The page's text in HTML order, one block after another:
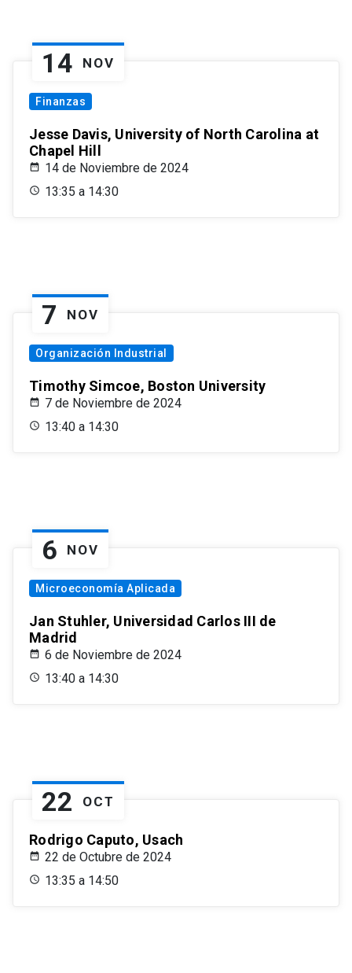
14 NOV
Finanzas
Jesse Davis, University of North Carolina at
Chapel Hill
14 de Noviembre de 2024
13:35 a 14:30
7 NOV
Organización Industrial
Timothy Simcoe, Boston University
7 de Noviembre de 2024
13:40 a 14:30
6 NOV
Microeconomía Aplicada
Jan Stuhler, Universidad Carlos III de
Madrid
6 de Noviembre de 2024
13:40 a 14:30
22 OCT
Rodrigo Caputo, Usach
22 de Octubre de 2024
13:35 a 14:50